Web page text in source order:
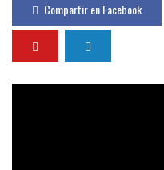
Compartir en Facebook